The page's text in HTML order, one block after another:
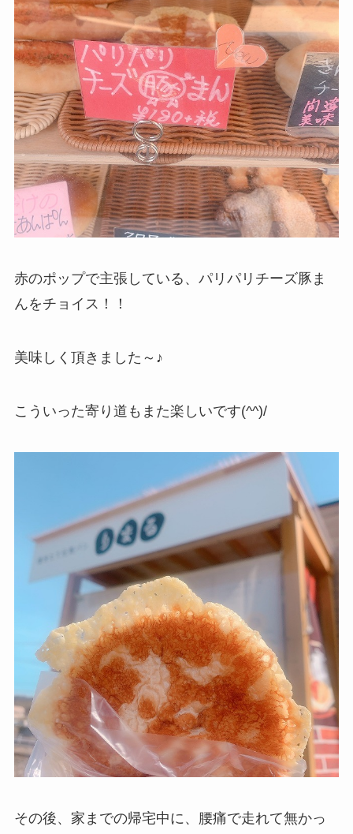
赤のポップで主張している、パリパリチーズ豚ま
んをチョイス！！
美味しく頂きました～♪
こういった寄り道もまた楽しいです(^^)/
その後、家までの帰宅中に、腰痛で走れて無かっ